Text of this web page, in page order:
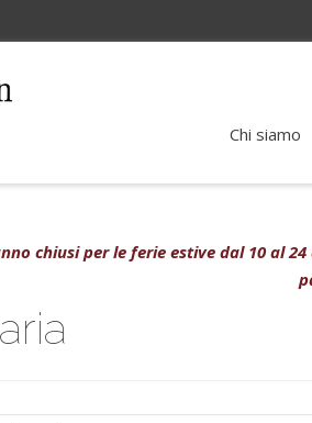
Chi siamo
chiusi per le ferie estive dal 10 al